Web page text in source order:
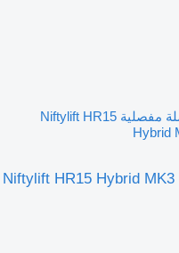
رافعة سلة مفصلية Niftylift HR15
Hybrid
Niftylift HR15 Hybrid